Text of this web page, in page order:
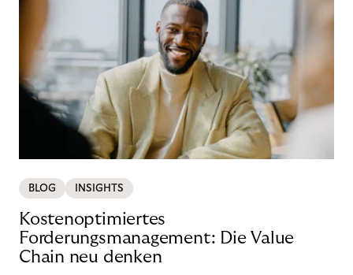
BLOG INSIGHTS
Kostenoptimiertes
Forderungsmanagement: Die Value
Chain neu denken